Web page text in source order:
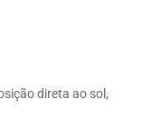
direta ao sol,